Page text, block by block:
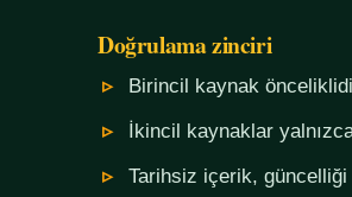
Doğrulama zinciri
Birincil kaynak
İkincil kaynaklar
Tarihsiz içerik, güncelliği